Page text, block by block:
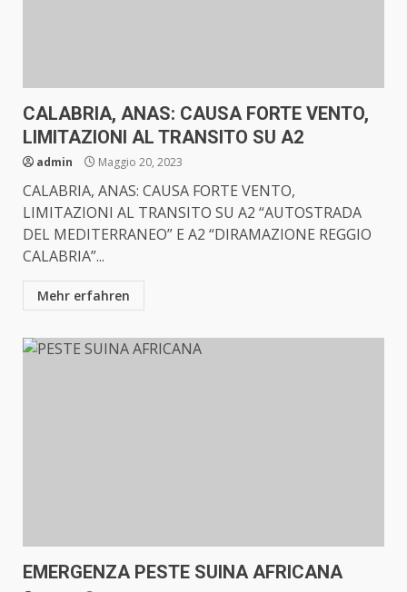
CALABRIA, ANAS: CAUSA FORTE VENTO,
LIMITAZIONI AL TRANSITO SU A2
admin Maggio 20, 2023
CALABRIA, ANAS: CAUSA FORTE VENTO,
LIMITAZIONI AL TRANSITO SU A2 “AUTOSTRADA
DEL MEDITERRANEO” E A2 “DIRAMAZIONE REGGIO
CALABRIA”...
Mehr erfahren
EMERGENZA PESTE SUINA AFRICANA